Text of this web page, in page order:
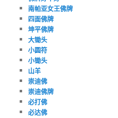
南帕亚女王佛牌
四面佛牌
坤平佛牌
大锄头
小圆符
小锄头
山羊
崇迪佛
崇迪佛牌
必打佛
必达佛